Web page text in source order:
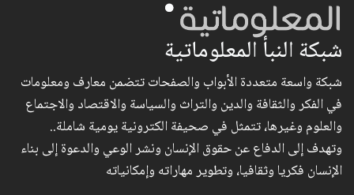
شبكة النبأ المعلوماتية
شبكة واسعة متعددة الأبواب والصفحات تتضمن معارف ومعلومات
في الفكر والثقافة والدين والتراث والسياسة والاقتصاد والاجتماع
والعلوم وغيرها، تتمثل في صحيفة الكترونية يومية شاملة..
وتهدف إلى الدفاع عن حقوق الإنسان ونشر الوعي والدعوة إلى بناء
الإنسان فكريا وثقافيا، وتطوير مهاراته وإمكانياته